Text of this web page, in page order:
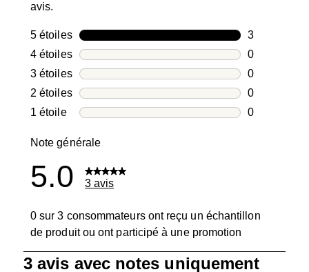
avis.
5 étoilesétoiles
3
3 avis avec
4 étoilesétoiles
0
0 avis avec
3 étoilesétoiles
0
0 avis avec
2 étoilesétoiles
0
0 avis avec
1 étoileétoiles
0
Note générale
5.0 3 avis
0 sur 3 consommateurs ont reçu un échantillon
de produit ou ont participé à une promotion
3 avis avec notes uniquement